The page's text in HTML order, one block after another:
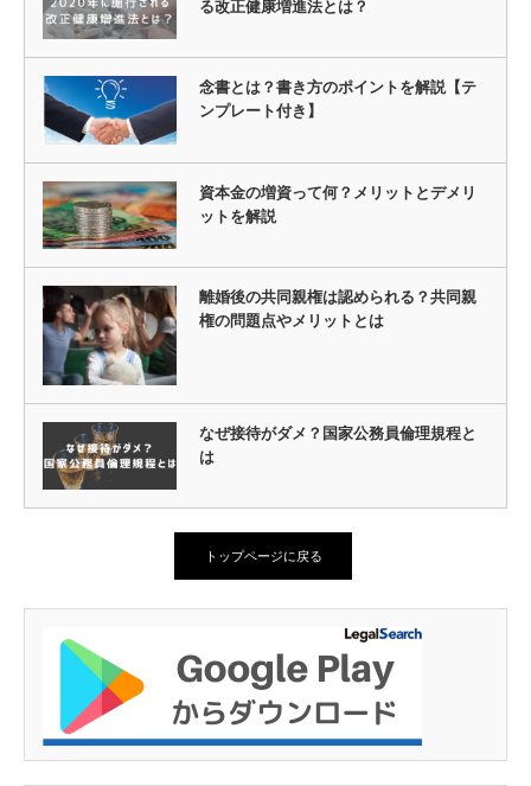
る改正健康増進法とは？
念書とは？書き方のポイントを解説【テ
ンプレート付き】
資本金の増資って何？メリットとデメリ
ットを解説
離婚後の共同親権は認められる？共同親
権の問題点やメリットとは
なぜ接待がダメ？国家公務員倫理規程と
は
トップページに戻る